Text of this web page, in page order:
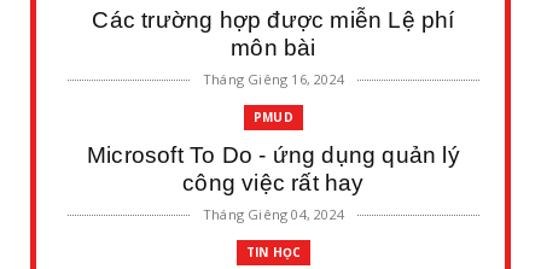
Các trường hợp được miễn Lệ phí
môn bài
Tháng Giêng 16, 2024
PMUD
Microsoft To Do - ứng dụng quản lý
công việc rất hay
Tháng Giêng 04, 2024
TIN HỌC